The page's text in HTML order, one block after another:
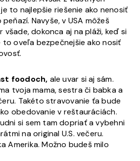
to najlepšie riešenie ako nenosiť
Navyše, v USA môžeš
dokonca aj na pláži, keď si
to oveľa bezpečnejšie ako nosiť
foodoch, ale uvar si aj sám.
tvoja mama, sestra či babka a
Takéto stravovanie ťa bude
obedovanie v reštauráciách.
si sem tam dopriať a vybehni
na original U.S. večeru.
Amerika. Možno budeš milo